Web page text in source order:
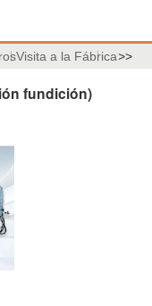
Visita a la Fábrica>>
fundición)